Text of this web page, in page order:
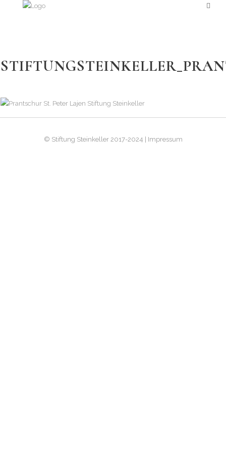
© Stiftung Steinkeller 2017-2024 | Impressum